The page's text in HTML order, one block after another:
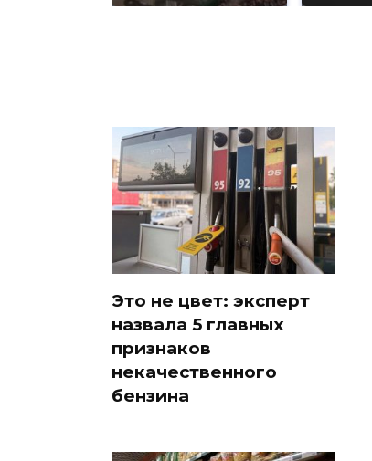
Это не цвет: эксперт
назвала 5 главных
признаков
некачественного
бензина